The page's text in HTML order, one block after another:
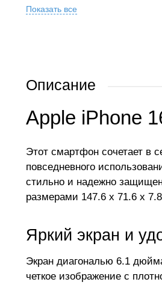
Показать все
Описание
Apple iPhone
Этот смартфон сочетает в
повседневного
стильно и надежно
размерами 147.6 x 71.6 x
Яркий экран и
Экран диагональю 6.1
четкое изображение с